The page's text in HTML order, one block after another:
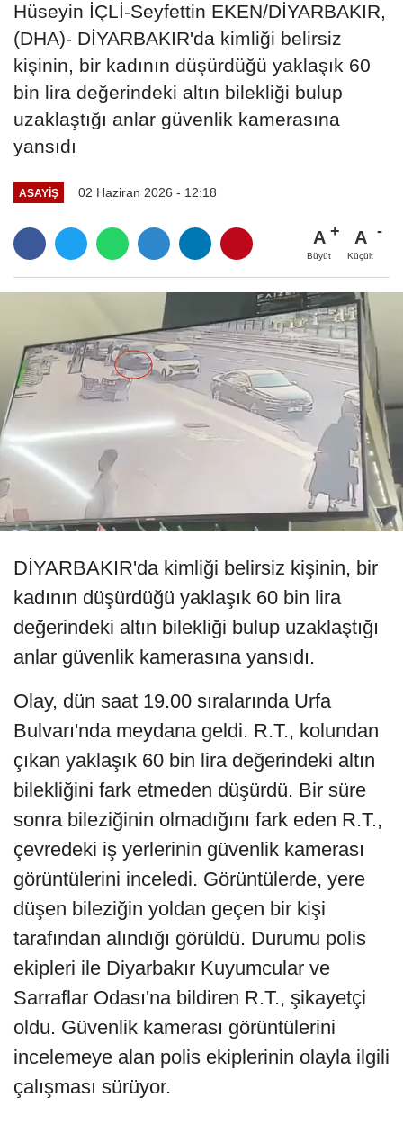
Hüseyin İÇLİ-Seyfettin EKEN/DİYARBAKIR,
(DHA)- DİYARBAKIR'da kimliği belirsiz
kişinin, bir kadının düşürdüğü yaklaşık 60
bin lira değerindeki altın bilekliği bulup
uzaklaştığı anlar güvenlik kamerasına
yansıdı
ASAYIŞ 02 Haziran 2026 - 12:18
A
Büyüt
A
Küçült
DİYARBAKIR'da kimliği belirsiz kişinin, bir
kadının düşürdüğü yaklaşık 60 bin lira
değerindeki altın bilekliği bulup uzaklaştığı
anlar güvenlik kamerasına yansıdı.
Olay, dün saat 19.00 sıralarında Urfa
Bulvarı'nda meydana geldi. R.T., kolundan
çıkan yaklaşık 60 bin lira değerindeki altın
bilekliğini fark etmeden düşürdü. Bir süre
sonra bileziğinin olmadığını fark eden R.T.,
çevredeki iş yerlerinin güvenlik kamerası
görüntülerini inceledi. Görüntülerde, yere
düşen bileziğin yoldan geçen bir kişi
tarafından alındığı görüldü. Durumu polis
ekipleri ile Diyarbakır Kuyumcular ve
Sarraflar Odası'na bildiren R.T., şikayetçi
oldu. Güvenlik kamerası görüntülerini
incelemeye alan polis ekiplerinin olayla ilgili
çalışması sürüyor.